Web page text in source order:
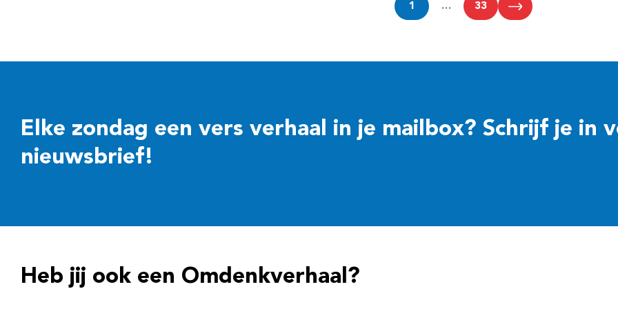
1 … 33
Elke zondag een vers verhaal in je mailbox? Schrijf je in
nieuwsbrief!
Heb jij ook een Omdenkverhaal?